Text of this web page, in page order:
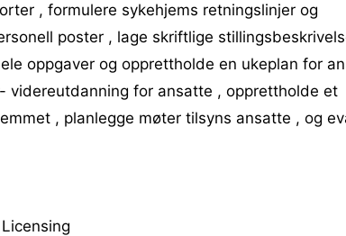
, formulere sykehjems retningslinjer og
poster , lage skriftlige
oppgaver og opprettholde en ukeplan for
videreutdanning for ansatte , opprettholde et
, planlegge møter tilsyns ansatte , og